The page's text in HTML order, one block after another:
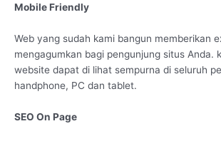
Mobile Friendly
Web yang sudah kami bangun memberikan
mengagumkan bagi pengunjung situs Anda.
website dapat di lihat sempurna di seluruh
handphone, PC dan tablet.
SEO On Page